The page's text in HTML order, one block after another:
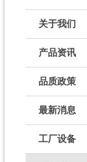
关于我们
产品资讯
品质政策
最新消息
工厂设备